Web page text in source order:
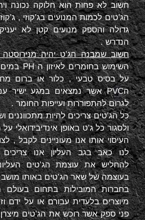
חשוב לא פחות הוא חלוקה נכונה
הג’טים לכמות המנועים בג’קוזי ,
גדולה והספק מנועים קטן לא
הנדרש .
חשוב שמבנה הג’ט יהיה
השימוש בחומרים לאיזון הPHבמים
על בסיס טבעי , כלור או ברום
הPVCאשר נמצאים במגע ישיר
לגרום להתפוררות ועייפות החומר .
כל הג’טים צריכים להיות מתכווננים
ולסגור כל ג’ט באופן אינדיבידואלי
העיסוי אותו אנו מעוניינים לקבל ,
לנו כאב בגב העליון אנו צריכים
להחליש את עוצמת הג’טים
בעוצמה של שאר הג’טים באותו
בחברות המובילות בתחום בעולם
מיוצרים בלעדית עבורם או על ידם
פני ספק אשר רוכש את הג’טים